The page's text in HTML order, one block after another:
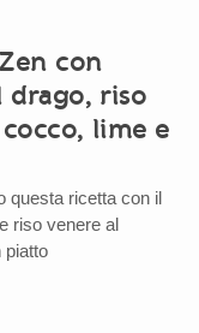
con
riso
lime e
questa ricetta con il
riso venere al
piatto